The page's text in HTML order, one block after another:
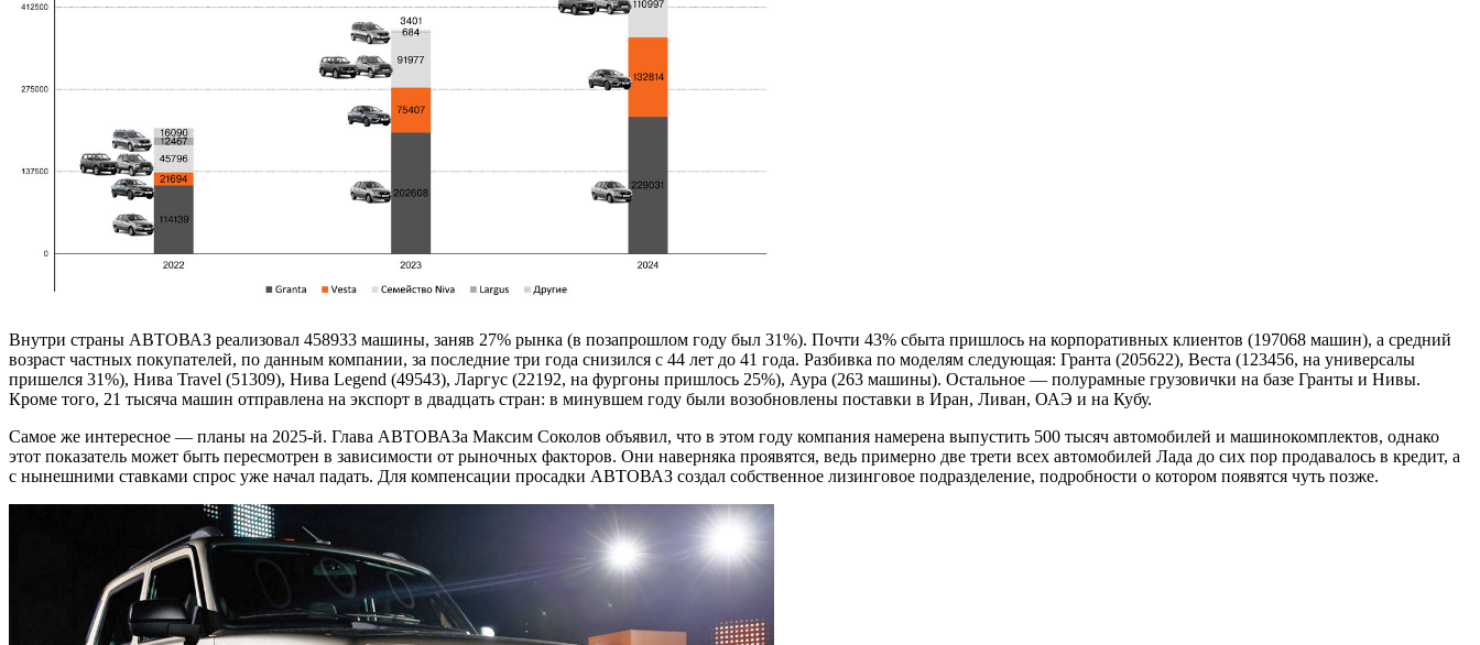
Внутри страны АВТОВАЗ реализовал 458933 машины, заняв 27% рынка (в позапрошлом году был 31%). Почти 43% сбыта пришлось на корпоративных клиентов (197068 машин), а средний
возраст частных покупателей, по данным компании, за последние три года снизился с 44 лет до 41 года. Разбивка по моделям следующая: Гранта (205622), Веста (123456, на универсалы
пришелся 31%), Нива Travel (51309), Нива Legend (49543), Ларгус (22192, на фургоны пришлось 25%), Аура (263 машины). Остальное — полурамные грузовички на базе Гранты и Нивы.
Кроме того, 21 тысяча машин отправлена на экспорт в двадцать стран: в минувшем году были возобновлены поставки в Иран, Ливан, ОАЭ и на Кубу.
Самое же интересное — планы на 2025-й. Глава АВТОВАЗа Максим Соколов объявил, что в этом году компания намерена выпустить 500 тысяч автомобилей и машинокомплектов, однако
этот показатель может быть пересмотрен в зависимости от рыночных факторов. Они наверняка проявятся, ведь примерно две трети всех автомобилей Лада до сих пор продавалось в кредит, а
с нынешними ставками спрос уже начал падать. Для компенсации просадки АВТОВАЗ создал собственное лизинговое подразделение, подробности о котором появятся чуть позже.